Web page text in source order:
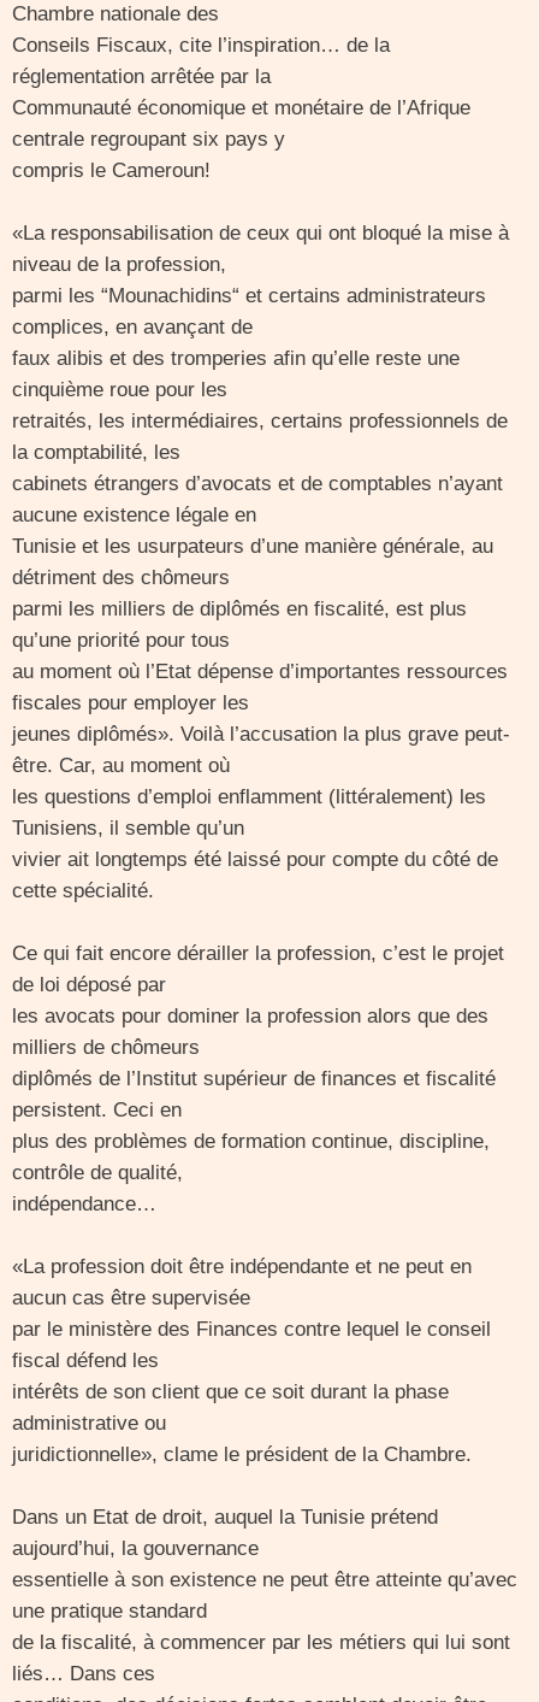
Chambre nationale des
Conseils Fiscaux, cite l’inspiration… de la
réglementation arrêtée par la
Communauté économique et monétaire de l’Afrique
centrale regroupant six pays y
compris le Cameroun!
«La responsabilisation de ceux qui ont bloqué la mise à
niveau de la profession,
parmi les “Mounachidins“ et certains administrateurs
complices, en avançant de
faux alibis et des tromperies afin qu’elle reste une
cinquième roue pour les
retraités, les intermédiaires, certains professionnels de
la comptabilité, les
cabinets étrangers d’avocats et de comptables n’ayant
aucune existence légale en
Tunisie et les usurpateurs d’une manière générale, au
détriment des chômeurs
parmi les milliers de diplômés en fiscalité, est plus
qu’une priorité pour tous
au moment où l’Etat dépense d’importantes ressources
fiscales pour employer les
jeunes diplômés». Voilà l’accusation la plus grave peut-
être. Car, au moment où
les questions d’emploi enflamment (littéralement) les
Tunisiens, il semble qu’un
vivier ait longtemps été laissé pour compte du côté de
cette spécialité.
Ce qui fait encore dérailler la profession, c’est le projet
de loi déposé par
les avocats pour dominer la profession alors que des
milliers de chômeurs
diplômés de l’Institut supérieur de finances et fiscalité
persistent. Ceci en
plus des problèmes de formation continue, discipline,
contrôle de qualité,
indépendance…
«La profession doit être indépendante et ne peut en
aucun cas être supervisée
par le ministère des Finances contre lequel le conseil
fiscal défend les
intérêts de son client que ce soit durant la phase
administrative ou
juridictionnelle», clame le président de la Chambre.
Dans un Etat de droit, auquel la Tunisie prétend
aujourd’hui, la gouvernance
essentielle à son existence ne peut être atteinte qu’avec
une pratique standard
de la fiscalité, à commencer par les métiers qui lui sont
liés… Dans ces